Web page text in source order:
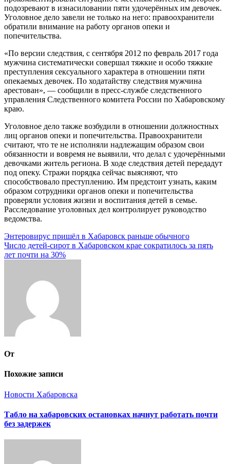
подозревают в изнасиловании пяти удочерённых им девочек.
Уголовное дело завели не только на него: правоохранители
обратили внимание на работу органов опеки и
попечительства.
«По версии следствия, с сентября 2012 по февраль 2017 года
мужчина систематически совершал тяжкие и особо тяжкие
преступления сексуального характера в отношении пяти
опекаемых девочек. По ходатайству следствия мужчина
арестован», — сообщили в пресс-службе следственного
управления Следственного комитета России по Хабаровскому
краю.
Уголовное дело также возбудили в отношении должностных
лиц органов опеки и попечительства. Правоохранители
считают, что те не исполняли надлежащим образом свои
обязанности и вовремя не выявили, что делал с удочерёнными
девочками житель региона. В ходе следствия детей передадут
под опеку. Стражи порядка сейчас выясняют, что
способствовало преступлению. Им предстоит узнать, каким
образом сотрудники органов опеки и попечительства
проверяли условия жизни и воспитания детей в семье.
Расследование уголовных дел контролирует руководство
ведомства.
Навигация
по
Энтеровирус пришёл в Хабаровск раньше обычного
Число детей-сирот в Хабаровском крае сократилось за пять
лет почти на 30%
От
Похожие записи
Новости Хабаровска
Табло на хабаровских остановках начнут работать почти
без задержек